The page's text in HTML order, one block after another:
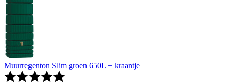
Muurregenton Slim groen 650L + kraantje